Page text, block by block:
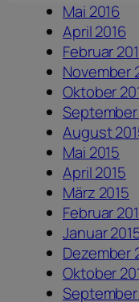
Mai 2016
April 2016
Februar
November
Oktober
September
August
Mai 2015
April 2015
März 2015
Februar
Januar
Dezember
Oktober
September